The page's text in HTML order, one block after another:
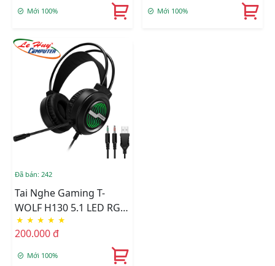
Mới 100% Mới 100%
Đã bán: 242
Tai Nghe Gaming T-
WOLF H130 5.1 LED RGB
USB + 2 Jack 3.5mm
★ ★ ★ ★ ★
200.000 đ
Mới 100%